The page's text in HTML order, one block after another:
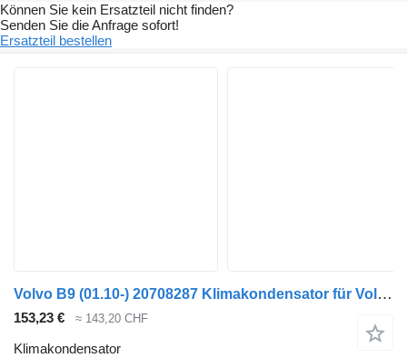
Können Sie kein Ersatzteil nicht finden?
Senden Sie die Anfrage sofort!
Ersatzteil bestellen
Volvo B9 (01.10-) 20708287 Klimakondensator für Volvo B6, B7, B9, B10, B12 bus (1978-2011)
153,23 € ≈ 143,20 CHF
Klimakondensator